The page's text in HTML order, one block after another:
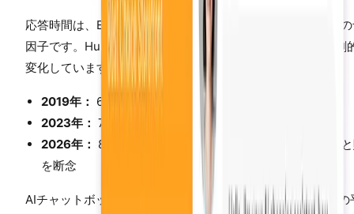
応答時間は、Eコマースサポートにおける顧客満足度の最大
因子です。HubSpotの調査によると、応答時間への期待は劇
変化しています：
2019年： 60%の顧客が1時間以内の応答を期待
2023年： 73%が5分以内の応答を期待
2026年： 81%が即時応答を期待し、42%が5分以上待つ
を断念
AIチャットボットは1秒未満で応答します。ライブチャットの